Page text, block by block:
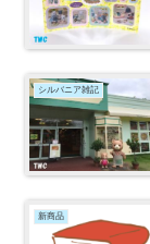
シルバニア雑記
新商品